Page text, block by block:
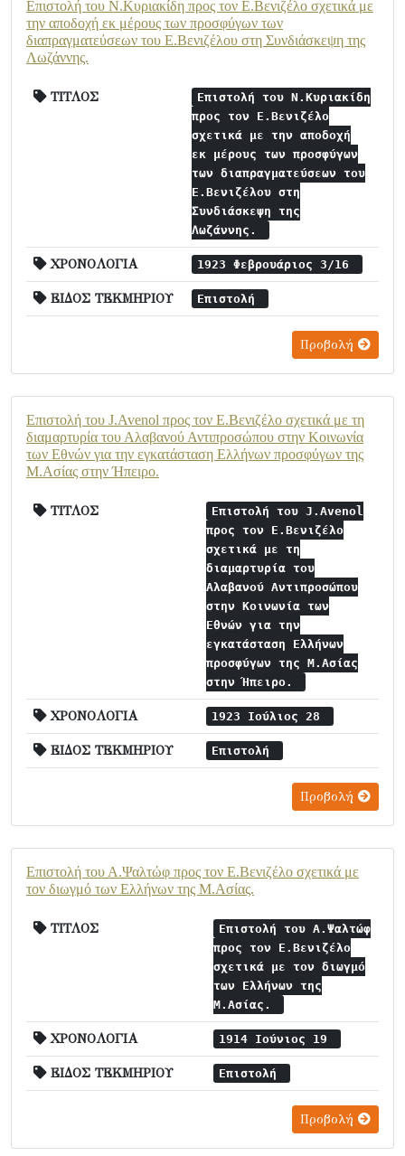
Επιστολή του Ν.Κυριακίδη προς τον Ε.Βενιζέλο σχετικά με
την αποδοχή εκ μέρους των προσφύγων των
διαπραγματεύσεων του Ε.Βενιζέλου στη Συνδιάσκεψη της
Λωζάννης.
ΤΙΤΛΟΣ
Επιστολή του Ν.Κυριακίδη
προς τον Ε.Βενιζέλο
σχετικά με την αποδοχή
εκ μέρους των προσφύγων
των διαπραγματεύσεων του
Ε.Βενιζέλου στη
Συνδιάσκεψη της
Λωζάννης.
ΧΡΟΝΟΛΟΓΙΑ 1923 Φεβρουάριος 3/16
ΕΙΔΟΣ ΤΕΚΜΗΡΙΟΥ Επιστολή
Προβολή
Επιστολή του J.Avenol προς τον Ε.Βενιζέλο σχετικά με τη
διαμαρτυρία του Αλαβανού Αντιπροσώπου στην Κοινωνία
των Εθνών για την εγκατάσταση Ελλήνων προσφύγων της
Μ.Ασίας στην Ήπειρο.
ΤΙΤΛΟΣ
Επιστολή του J.Avenol
προς τον Ε.Βενιζέλο
σχετικά με τη
διαμαρτυρία του
Αλαβανού Αντιπροσώπου
στην Κοινωνία των
Εθνών για την
εγκατάσταση Ελλήνων
προσφύγων της Μ.Ασίας
στην Ήπειρο.
ΧΡΟΝΟΛΟΓΙΑ 1923 Ιούλιος 28
ΕΙΔΟΣ ΤΕΚΜΗΡΙΟΥ Επιστολή
Προβολή
Επιστολή του Α.Ψαλτώφ προς τον Ε.Βενιζέλο σχετικά με
τον διωγμό των Ελλήνων της Μ.Ασίας.
ΤΙΤΛΟΣ
Επιστολή του Α.Ψαλτώφ
προς τον Ε.Βενιζέλο
σχετικά με τον διωγμό
των Ελλήνων της
Μ.Ασίας.
ΧΡΟΝΟΛΟΓΙΑ 1914 Ιούνιος 19
ΕΙΔΟΣ ΤΕΚΜΗΡΙΟΥ Επιστολή
Προβολή